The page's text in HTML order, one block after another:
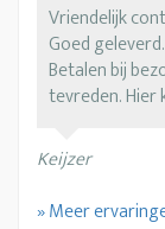
Vriendelijk
Goed
Betalen bij
tevreden. Hier
Keijzer
» Meer